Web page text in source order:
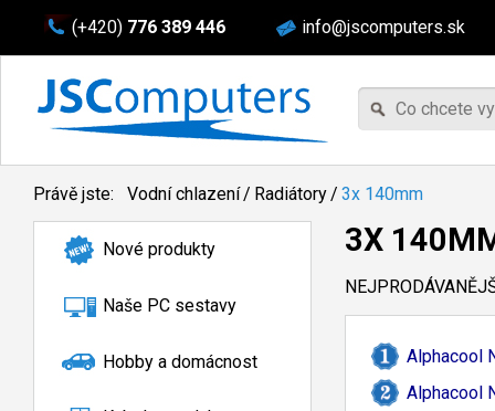
(+420) 776 389 446 info@jscomputers.sk
Právě jste: Vodní chlazení/ Radiátory/ 3x 140mm
Nové produkty
Naše PC sestavy
Hobby a domácnost
3X
Alphacool
Alphacool